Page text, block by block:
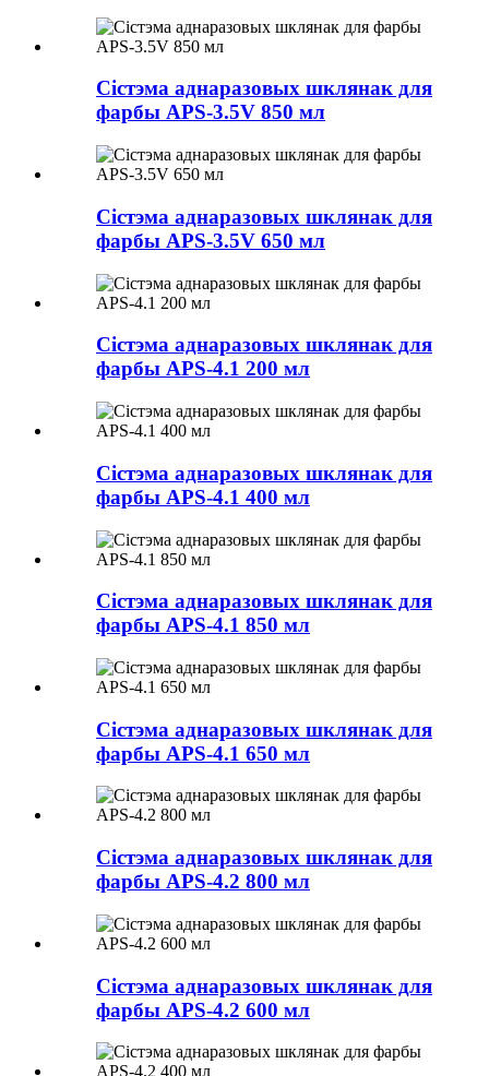
Сістэма аднаразовых шклянак для
фарбы APS-3.5V 850 мл
Сістэма аднаразовых шклянак для
фарбы APS-3.5V 650 мл
Сістэма аднаразовых шклянак для
фарбы APS-4.1 200 мл
Сістэма аднаразовых шклянак для
фарбы APS-4.1 400 мл
Сістэма аднаразовых шклянак для
фарбы APS-4.1 850 мл
Сістэма аднаразовых шклянак для
фарбы APS-4.1 650 мл
Сістэма аднаразовых шклянак для
фарбы APS-4.2 800 мл
Сістэма аднаразовых шклянак для
фарбы APS-4.2 600 мл